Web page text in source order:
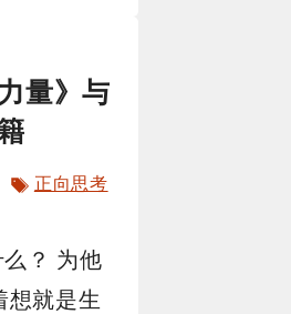
量》与
标
正向思考
？ 为他
想就是生